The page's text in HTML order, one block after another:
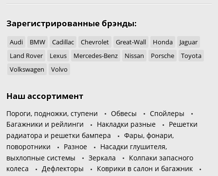
Зарегистрированные брэнды:
Audi BMW Cadillac Chevrolet Great-Wall Honda
Jaguar
Land Rover
Lexus Mercedes-Benz Nissan Porsche
Toyota
Volkswagen
Volvo
Наш ассортимент
Пороги, подножки, ступени Обвесы
Спойлеры
Багажники и рейлинги
Накладки разные
Решетки
радиатора и решетки бампера
Фары, фонари,
поворотники
Разное
Насадки глушителя,
выхлопные системы
Зеркала
Колпаки запасного
колеса
Дефлекторы
Коврики в салон и багажник